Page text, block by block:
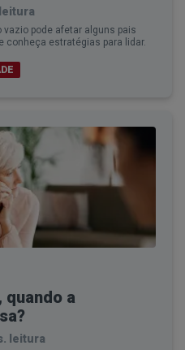
pode afetar alguns pais
conheça estratégias para lidar.
quando a
leitura